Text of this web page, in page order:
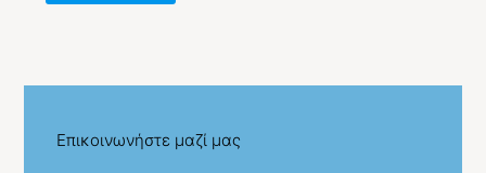
Επικοινωνήστε μαζί μας